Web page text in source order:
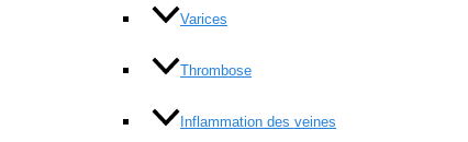
Varices
Thrombose
Inflammation des veines